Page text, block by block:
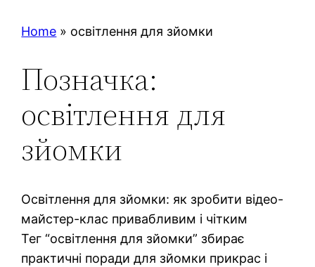
Home » освітлення для зйомки
Позначка:
освітлення для
зйомки
Освітлення для зйомки: як зробити відео-
майстер-клас привабливим і чітким
Тег “освітлення для зйомки” збирає
практичні поради для зйомки прикрас і